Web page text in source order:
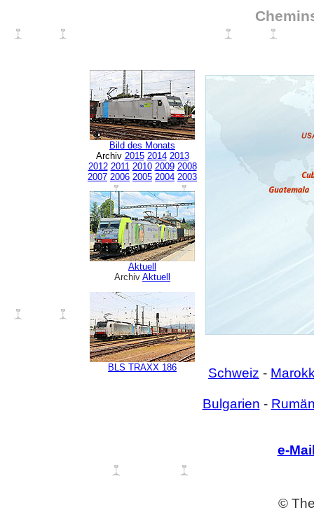
Bild des Monats
Archiv 2015 2014 2013
2012 2011 2010 2009 2008
2007 2006 2005 2004 2003
Aktuell
Archiv Aktuell
BLS TRAXX 186 Schweiz -
Bulgarien -
e-
©